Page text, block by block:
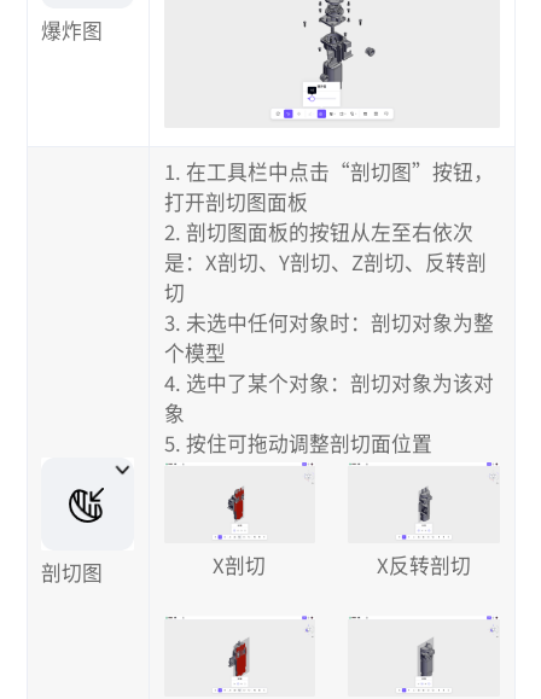
爆炸图
剖切图
1. 在工具栏中点击“剖切图”按钮，
打开剖切图面板
2. 剖切图面板的按钮从左至右依次
是：X剖切、Y剖切、Z剖切、反转剖
切
3. 未选中任何对象时：剖切对象为整
个模型
4. 选中了某个对象：剖切对象为该对
象
5. 按住可拖动调整剖切面位置
X剖切 X反转剖切